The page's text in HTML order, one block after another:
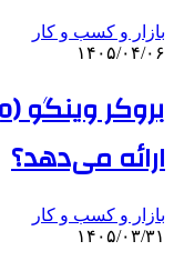
بازار و کسب و کار
۱۴۰۵/۰۴/۰۶
ارائه می‌دهد؟
بازار و کسب و کار
۱۴۰۵/۰۳/۳۱